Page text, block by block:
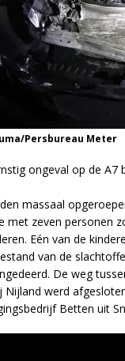
Persbureau Meter
ongeval op de
massaal
met zeven personen
Eén van de
van de
De weg
Nijland werd
Betten uit